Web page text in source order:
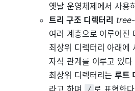
옛날 운영체제에서 사용
트리 구조 디렉터리
여러 계층으로 이루어진
최상위 디렉터리 아래에
자식 관계를 이루고 있다
최상위 디렉터리는루트
라고 하며
로 표현한다